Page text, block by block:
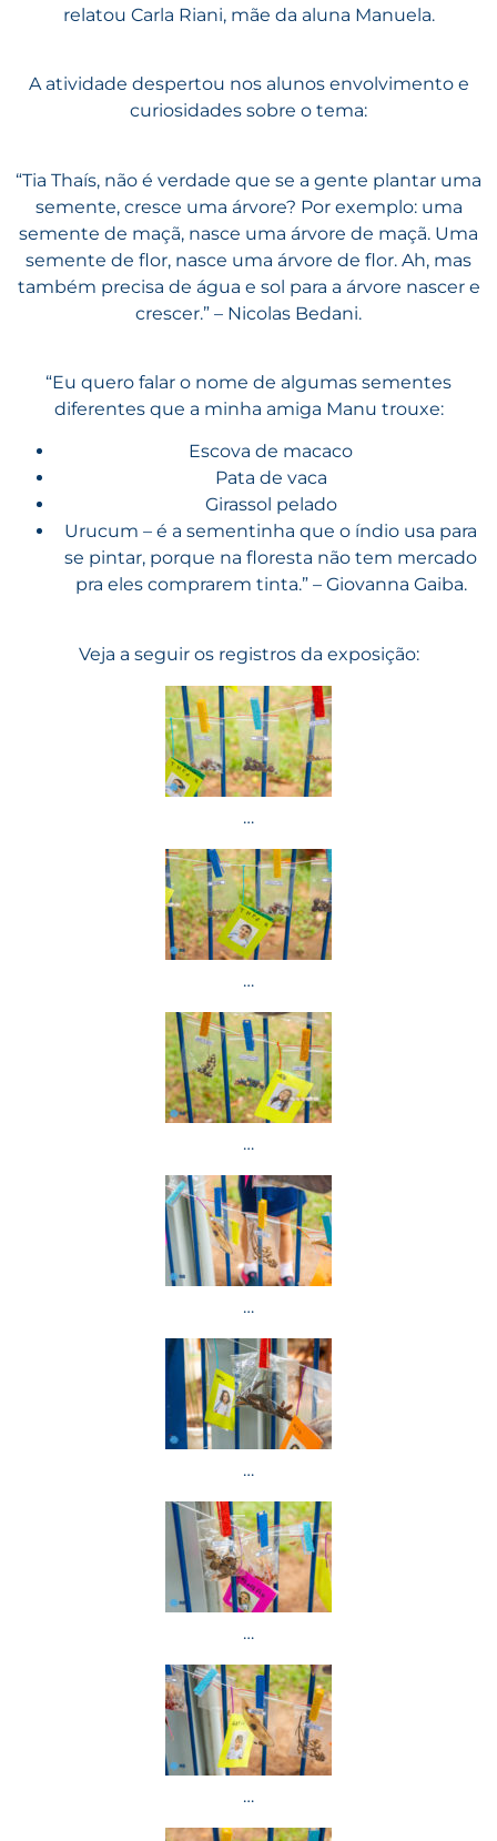
relatou Carla Riani, mãe da aluna Manuela.
A atividade despertou nos alunos envolvimento e
curiosidades sobre o tema:
“Tia Thaís, não é verdade que se a gente plantar uma
semente, cresce uma árvore? Por exemplo: uma
semente de maçã, nasce uma árvore de maçã. Uma
semente de flor, nasce uma árvore de flor. Ah, mas
também precisa de água e sol para a árvore nascer e
crescer.” – Nicolas Bedani.
“Eu quero falar o nome de algumas sementes
diferentes que a minha amiga Manu trouxe:
Escova de macaco
Pata de vaca
Girassol pelado
Urucum – é a sementinha que o índio usa para
se pintar, porque na floresta não tem mercado
pra eles comprarem tinta.” – Giovanna Gaiba.
Veja a seguir os registros da exposição:
…
…
…
…
…
…
…